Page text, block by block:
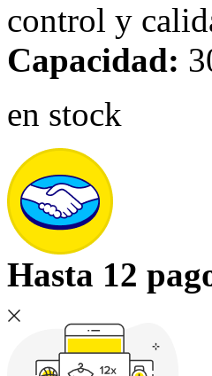
control y
Capacidad:
en stock
Hasta 12